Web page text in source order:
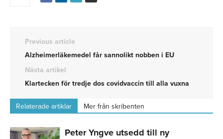
Previous article
Alzheimerläkemedel får sannolikt nobben i EU
Nästa artikel
Klartecken för tredje dos covidvaccin till alla vuxna
Relaterade artiklar Mer från skribenten
Peter Yngve utsedd till ny